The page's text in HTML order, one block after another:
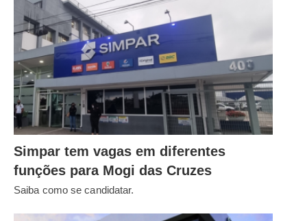
Simpar tem vagas em diferentes
funções para Mogi das Cruzes
Saiba como se candidatar.